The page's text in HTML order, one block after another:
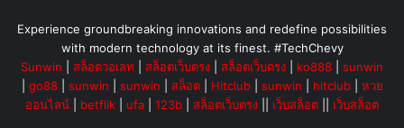
Experience groundbreaking innovations and redefine possibilities
with modern technology at its finest. #TechChevy
Sunwin
สล็อตวอเลท สล็อตเว็บตรง สล็อตเว็บตรง ko888
sunwin
go88| sunwin sunwin สล็อต| Hitclub| sunwin hitclub| หวย
ออนไลน์
betflik ufa 123b สล็อตเว็บตรง เว็บสล็อต เว็บสล็อต